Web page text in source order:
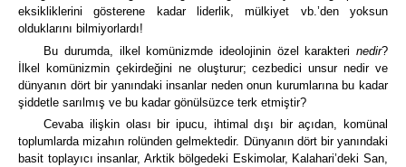
eksikliklerini gösterene kadar liderlik, mülkiyet vb.’den yoksun
olduklarını bilmiyorlardı!
Bu durumda, ilkel komünizmde ideolojinin özel karakteri nedir?
İlkel komünizmin çekirdeğini ne oluşturur; cezbedici unsur nedir ve
dünyanın dört bir yanındaki insanlar neden onun kurumlarına bu kadar
şiddetle sarılmış ve bu kadar gönülsüzce terk etmiştir?
Cevaba ilişkin olası bir ipucu, ihtimal dışı bir açıdan, komünal
toplumlarda mizahın rolünden gelmektedir. Dünyanın dört bir yanındaki
basit toplayıcı insanlar, Arktik bölgedeki Eskimolar, Kalahari’deki San,